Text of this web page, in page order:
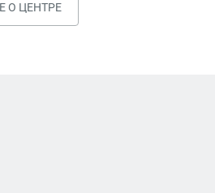
О ЦЕНТРЕ